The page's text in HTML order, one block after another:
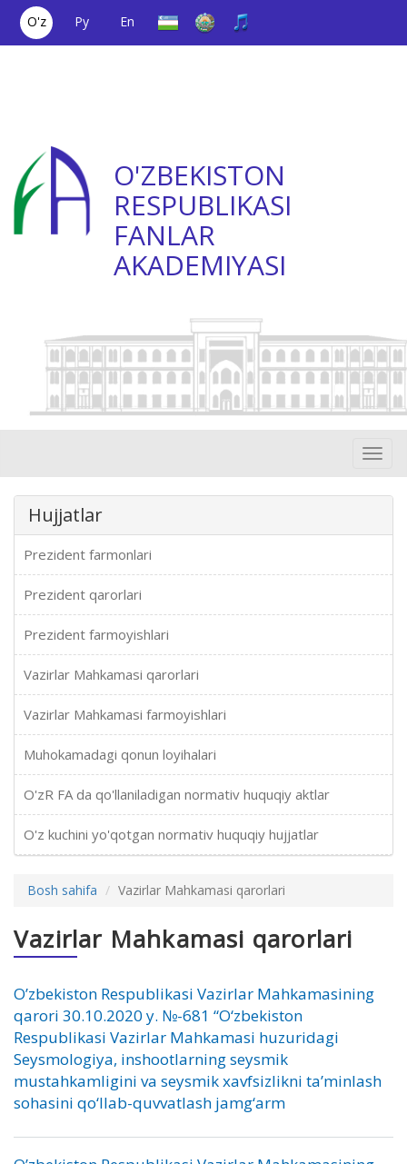
O'z Ру
En
O'ZBEKISTON
RESPUBLIKASI
FANLAR
AKADEMIYASI
Hujjatlar
Prezident farmonlari
Prezident qarorlari
Prezident farmoyishlari
Vazirlar Mahkamasi qarorlari
Vazirlar Mahkamasi farmoyishlari
Muhokamadagi qonun loyihalari
O'zR FA da qo'llaniladigan normativ huquqiy aktlar
O'z kuchini yo'qotgan normativ huquqiy hujjatlar
Bosh sahifa Vazirlar Mahkamasi qarorlari
Vazirlar Mahkamasi qarorlari
O’zbekiston Respublikasi Vazirlar Mahkamasining
qarori 30.10.2020 y. №-681 “O‘zbekiston
Respublikasi Vazirlar Mahkamasi huzuridagi
Seysmologiya, inshootlarning seysmik
mustahkamligini va seysmik xavfsizlikni ta’minlash
sohasini qo‘llab-quvvatlash jamg‘arm